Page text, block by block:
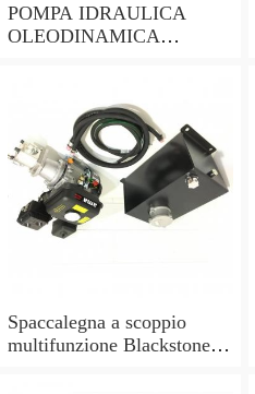
POMPA IDRAULICA
OLEODINAMICA
TRATTORE LANDINI
Spaccalegna a scoppio
multifunzione Blackstone